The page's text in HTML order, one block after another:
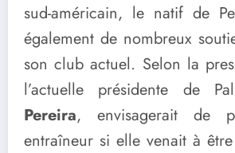
sud-américain, le natif de
également de nombreux
son club actuel. Selon la
l’actuelle présidente de
Pereira, envisagerait de
entraîneur si elle venait à